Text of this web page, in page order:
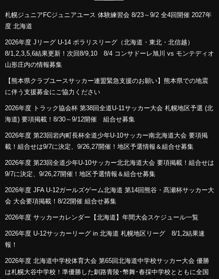
札幌ジュニアFCジュニアユース 体験練習会 8/23～9/2 全4回開催 2027年
度 北海道
2026年度 Jリーグ U-14 ポラリスリーグ（北海道・東北・北信越）
8/1,2,3,5,6結果更新！次回8/9,10 8/4 コンサドーレ旭川 vs モンテディオ
山形庄内の情報募集
【熊本県クラブユースサッカー連盟緊急支援のお願い】熊本県での地震
に伴う支援募金にご協力ください
2026年度 トラック協会杯 第38回全道U-11サッカー大会 札幌地区予選 (北
海道) 要項掲載！8/30～9/12開催 組合せ募集
2026年度 第23回岩内町長杯全道少年U-10サッカー南北海道大会 要項掲
載！組合せは9/7に決定、9/26,27開催！地区予選情報＆組合せ募集
2026年度 第23回全道少年U-10サッカー北北海道大会 要項掲載！組合せは
9/7に決定、9/26,27開催！地区予選情報＆組合せ募集
2026年度 JFA U-12ガールズゲーム北海道 第14回熊谷・髙瀬杯サッカー大
会 大会要項掲載！8/22開催 組合せ募集
2026年度 サッカーカレンダー【北海道】年間大会スケジュール一覧
2026年度 U-12サッカーリーグ in 北海道 札幌地区リーグ 8/1,2結果速
報！
2026年度 北海道中学校体育大会 第65回北海道中学校サッカー大会 優勝
は札幌大谷中学校！準優勝した釧路青陵･幣舞･春採中学校とともに全国